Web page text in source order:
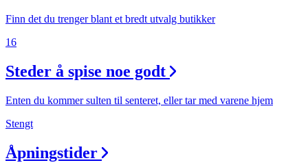
Finn det du trenger blant et bredt utvalg butikker
16
Steder å spise noe godt
Enten du kommer sulten til senteret, eller tar med varene hjem
Stengt
Åpningstider